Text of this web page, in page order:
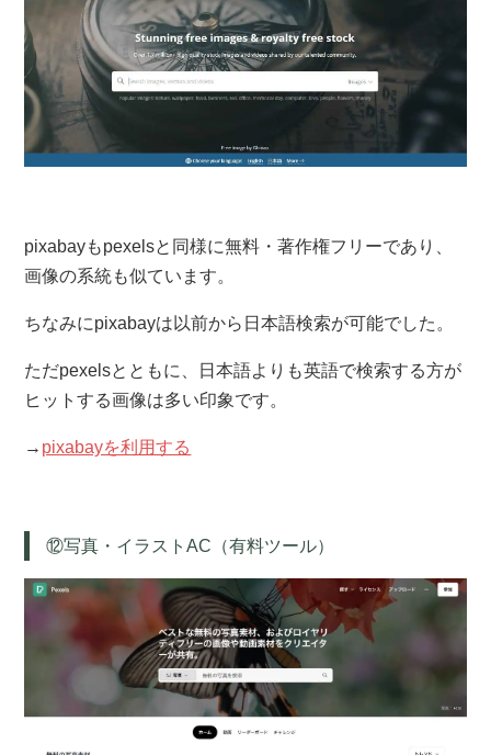
pixabayもpexelsと同様に無料・著作権フリーであり、
画像の系統も似ています。
ちなみにpixabayは以前から日本語検索が可能でした。
ただpexelsとともに、日本語よりも英語で検索する方が
ヒットする画像は多い印象です。
→ pixabayを利用する
⑫写真・イラストAC（有料ツール）